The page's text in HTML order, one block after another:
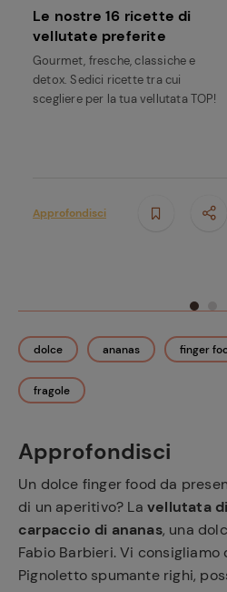
dolce ananas finger
fragole
Approfondisci
Un dolce finger food da
di un aperitivo? La vellutata
carpaccio di ananas, una
Fabio Barbieri. Vi consigliamo
Pignoletto spumante righi,
Le nostre 16 ricette di
vellutate preferite
Gourmet, fresche, classiche e
detox. Sedici ricette tra cui
scegliere per la tua vellutata TOP!
Approfondisci